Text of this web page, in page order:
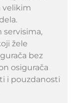
velikim
servisima,
žele
bez
osigurača
i pouzdanosti